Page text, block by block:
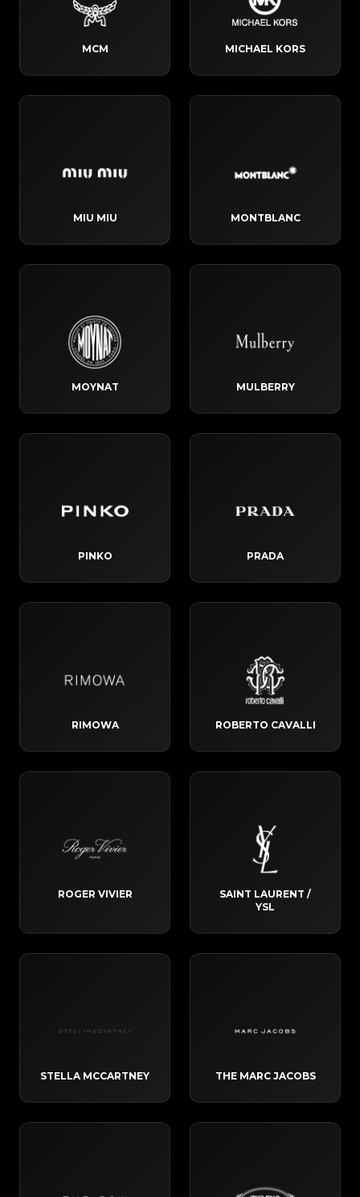
MCM MICHAEL KORS
MIU MIU MONTBLANC
MOYNAT MULBERRY
PINKO PRADA
RIMOWA ROBERTO CAVALLI
ROGER VIVIER
SAINT LAURENT /
YSL
STELLA MCCARTNEY THE MARC JACOBS